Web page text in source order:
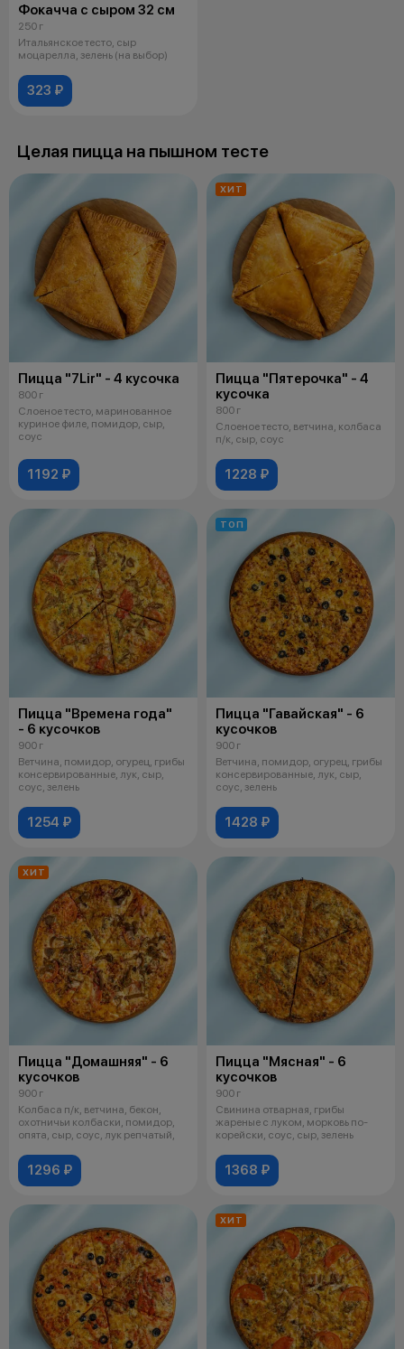
Фокачча с сыром 32 см
250 г
Итальянское тесто, сыр
моцарелла, зелень (на выбор)
323 ₽
Целая пицца на пышном тесте
Пицца "7Lir" - 4 кусочка
800 г
Слоеное тесто, маринованное
куриное филе, помидор, сыр,
соус
1192 ₽
ХИТ
Пицца "Пятерочка" - 4
кусочка
800 г
Слоеное тесто, ветчина, колбаса
п/к, сыр, соус
1228 ₽
Пицца "Времена года"
- 6 кусочков
900 г
Ветчина, помидор, огурец, грибы
консервированные, лук, сыр,
соус, зелень
1254 ₽
ТОП
Пицца "Гавайская" - 6
кусочков
900 г
Ветчина, помидор, огурец, грибы
консервированные, лук, сыр,
соус, зелень
1428 ₽
ХИТ
Пицца "Домашняя" - 6
кусочков
900 г
Колбаса п/к, ветчина, бекон,
охотничьи колбаски, помидор,
опята, сыр, соус, лук репчатый,
1296 ₽
Пицца "Мясная" - 6
кусочков
900 г
Свинина отварная, грибы
жареные с луком, морковь по-
корейски, соус, сыр, зелень
1368 ₽
ХИТ